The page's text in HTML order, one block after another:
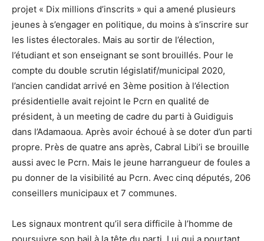
projet « Dix millions d’inscrits » qui a amené plusieurs
jeunes à s’engager en politique, du moins à s’inscrire sur
les listes électorales. Mais au sortir de l’élection,
l’étudiant et son enseignant se sont brouillés. Pour le
compte du double scrutin législatif/municipal 2020,
l’ancien candidat arrivé en 3ème position à l’élection
présidentielle avait rejoint le Pcrn en qualité de
président, à un meeting de cadre du parti à Guidiguis
dans l’Adamaoua. Après avoir échoué à se doter d’un parti
propre. Près de quatre ans après, Cabral Libi’i se brouille
aussi avec le Pcrn. Mais le jeune harrangueur de foules a
pu donner de la visibilité au Pcrn. Avec cinq députés, 206
conseillers municipaux et 7 communes.
Les signaux montrent qu’il sera difficile à l’homme de